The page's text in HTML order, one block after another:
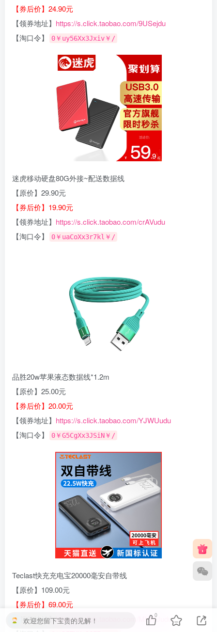
【券后价】24.90元
【领券地址】 https://s.click.taobao.com/9USejdu
【淘口令】
0￥uy56Xx3Jxiv￥/
迷虎移动硬盘80G外接~配送数据线
【原价】29.90元
【券后价】19.90元
【领券地址】 https://s.click.taobao.com/crAVudu
【淘口令】
0￥uaCoXx3r7kl￥/
品胜20w苹果液态数据线*1.2m
【原价】25.00元
【券后价】20.00元
【领券地址】 https://s.click.taobao.com/YJWUudu
【淘口令】
0￥G5CgXx3JSiN￥/
Teclast快充充电宝20000毫安自带线
【原价】109.00元
【券后价】69.00元
【领券地址】https://s.click.taobao.com/MKRUudu
欢迎您留下宝贵的见解！
0